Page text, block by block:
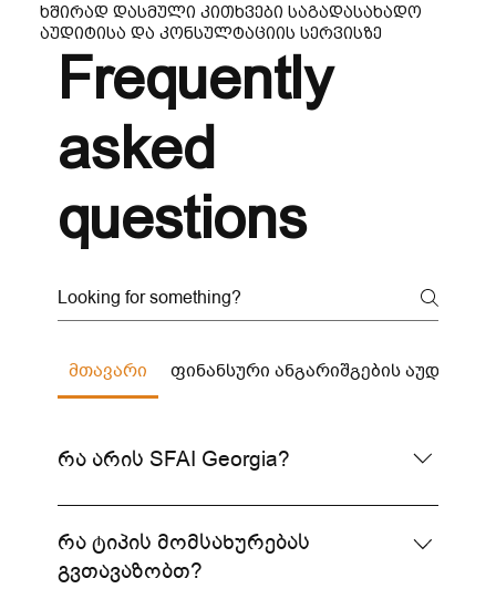
ხშირად დასმული კითხვები საგადასახადო
აუდიტისა და კონსულტაციის სერვისზე
Frequently
asked
questions
მთავარი ფინანსური ანგარიშგების აუდიტი
რა არის SFAI Georgia?
SFAI Georgia არის გლობალური ქსელი
SFAI-ს წარმომადგენელი საქართველოში,
რომელიც გთავაზობთ მაღალი ხარისხის
რა ტიპის მომსახურებას
გვთავაზობთ?